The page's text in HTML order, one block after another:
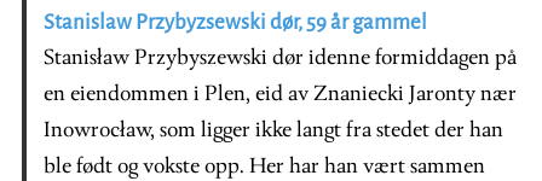
Stanislaw Przybyzsewski dør, 59 år gammel
Stanisław Przybyszewski dør idenne formiddagen på
en eiendommen i Plen, eid av Znaniecki Jaronty nær
Inowrocław, som ligger ikke langt fra stedet der han
ble født og vokste opp. Her har han vært sammen